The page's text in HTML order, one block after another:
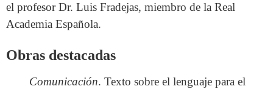
el profesor Dr. Luis Fradejas, miembro de la Real
Academia Española.
Obras destacadas
Comunicación. Texto sobre el lenguaje para el